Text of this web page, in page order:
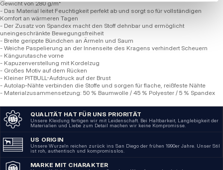
Gewicht von 280 g/m²
- Das Material leitet Feuchtigkeit perfekt ab und sorgt so für vollständigen
Komfort an wärmeren Tagen
- Der Zusatz von Spandex macht den Stoff dehnbar und ermöglicht
uneingeschränkte Bewegungsfreiheit
- Breite gerippte Bündchen an Ärmeln und Saum
- Weiche Paspelierung an der Innenseite des Kragens verhindert Scheuern
- Kängurutasche vorne
- ​​Kapuzenverstellung mit Kordelzug
- Großes Motiv auf dem Rücken
- Kleiner PITBULL-Aufdruck auf der Brust
- Autolap-Nähte verbinden die Stoffe und sorgen für flache, reißfeste Nähte
- Materialzusammensetzung: 50 % Baumwolle / 45 % Polyester / 5 % Spandex
QUALITÄT HAT FÜR UNS PRIORITÄT
Unsere Kleidung fertigen wir mit Leidenschaft. Bei Haltbarkeit, Langlebigkeit der
Materialien und Liebe zum Detail machen wir keine Kompromisse.
US ORIGIN
Unsere Wurzeln reichen zurück ins San Diego der frühen 1990er Jahre. Unser Stil
ist roh, authentisch und kompromisslos.
MARKE MIT CHARAKTER